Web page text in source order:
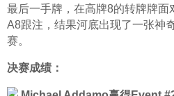
最后一手牌，在高牌8的转牌牌面
A8跟注，结果河底出现了一张神
赛。
决赛成绩：